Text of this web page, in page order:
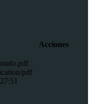
Acciones
pdf